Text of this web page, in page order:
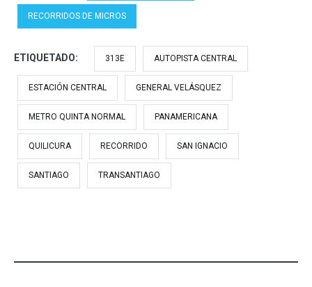
RECORRIDOS DE MICROS
ETIQUETADO: 313E AUTOPISTA CENTRAL
ESTACIÓN CENTRAL GENERAL VELÁSQUEZ
METRO QUINTA NORMAL PANAMERICANA
QUILICURA RECORRIDO SAN IGNACIO
SANTIAGO TRANSANTIAGO